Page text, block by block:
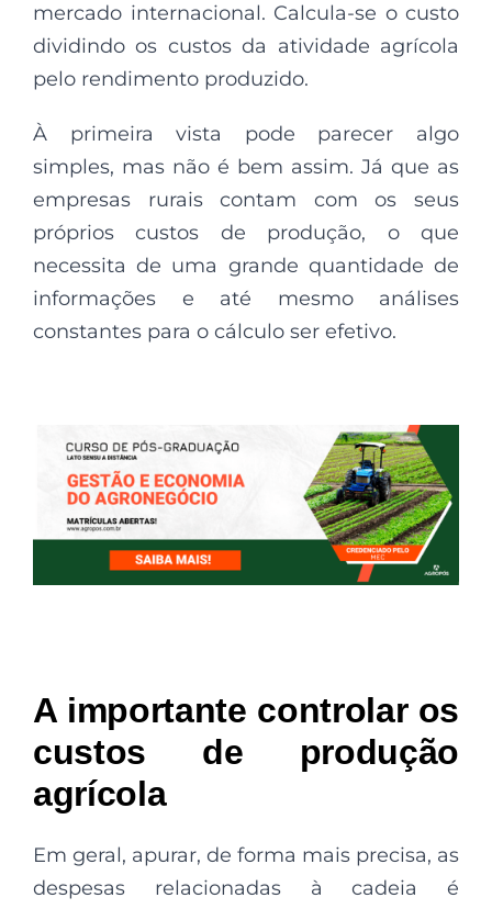
mercado internacional. Calcula-se o custo
dividindo os custos da atividade agrícola
pelo rendimento produzido.
À primeira vista pode parecer algo
simples, mas não é bem assim. Já que as
empresas rurais contam com os seus
próprios custos de produção, o que
necessita de uma grande quantidade de
informações e até mesmo análises
constantes para o cálculo ser efetivo.
A importante controlar os
custos de produção
agrícola
Em geral, apurar, de forma mais precisa, as
despesas relacionadas à cadeia é